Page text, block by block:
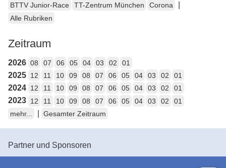
BTTV Junior-Race
TT-Zentrum München Corona
Alle Rubriken
Zeitraum
2026 08 07 06 05 04 03 02 01
2025 12 11 10 09 08 07 06 05 04 03 02 01
2024 12 11 10 09 08 07 06 05 04 03 02 01
2023 12 11 10 09 08 07 06 05 04 03 02
01
mehr...
Gesamter Zeitraum
Partner und Sponsoren